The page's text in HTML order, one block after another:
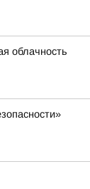
облачность